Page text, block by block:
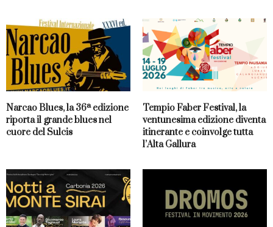
Narcao Blues, la 36ª edizione
riporta il grande blues nel
cuore del Sulcis
Tempio Faber Festival, la
ventunesima edizione diventa
itinerante e coinvolge tutta
l’Alta Gallura